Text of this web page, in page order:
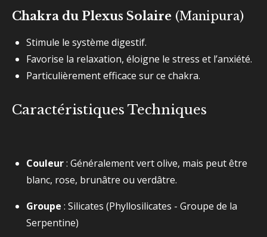
Chakra du Plexus Solaire (Manipura)
Stimule le système digestif.
Favorise la relaxation, éloigne le stress et l’anxiété.
Particulièrement efficace sur ce chakra.
Caractéristiques Techniques
Couleur: Généralement vert olive, mais peut être
blanc, rose, brunâtre ou verdâtre.
Groupe : Silicates (Phyllosilicates - Groupe de la
Serpentine)